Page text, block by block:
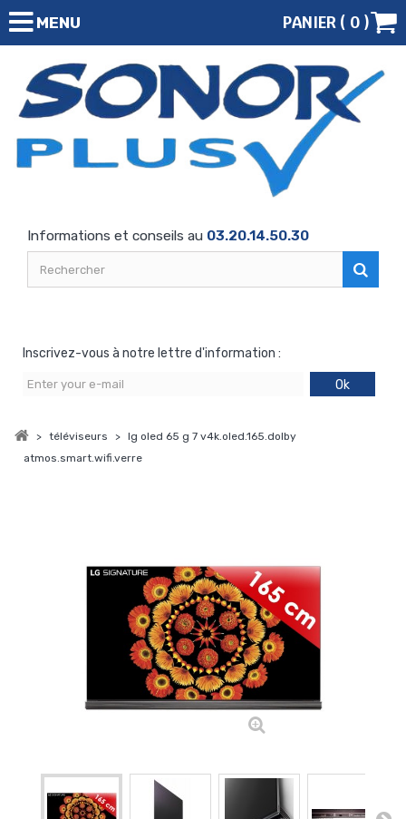
MENU PANIER ( 0 )
Informations et conseils au 03.20.14.50.30
Inscrivez-vous à notre lettre d'information :
Ok
> téléviseurs > lg oled 65 g 7 v4k.oled.165.dolby
atmos.smart.wifi.verre